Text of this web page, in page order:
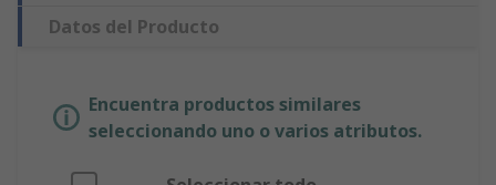
Datos del Producto
Encuentra productos similares
seleccionando uno o varios atributos.